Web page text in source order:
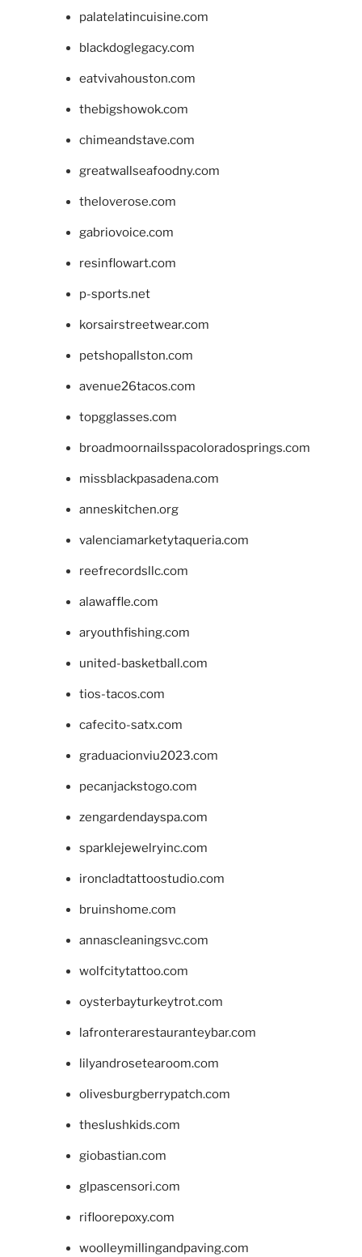
palatelatincuisine.com
blackdoglegacy.com
eatvivahouston.com
thebigshowok.com
chimeandstave.com
greatwallseafoodny.com
theloverose.com
gabriovoice.com
resinflowart.com
p-sports.net
korsairstreetwear.com
petshopallston.com
avenue26tacos.com
topgglasses.com
broadmoornailsspacoloradosprings.com
missblackpasadena.com
anneskitchen.org
valenciamarketytaqueria.com
reefrecordsllc.com
alawaffle.com
aryouthfishing.com
united-basketball.com
tios-tacos.com
cafecito-satx.com
graduacionviu2023.com
pecanjackstogo.com
zengardendayspa.com
sparklejewelryinc.com
ironcladtattoostudio.com
bruinshome.com
annascleaningsvc.com
wolfcitytattoo.com
oysterbayturkeytrot.com
lafronterarestauranteybar.com
lilyandrosetearoom.com
olivesburgberrypatch.com
theslushkids.com
giobastian.com
glpascensori.com
rifloorepoxy.com
woolleymillingandpaving.com